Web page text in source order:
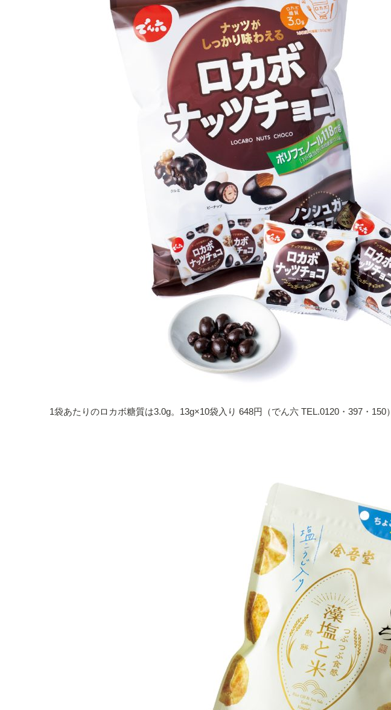
1袋あたりのロカボ糖質は3.0g。13g×10袋入り 648円（でん六 TEL.0120・397・150）